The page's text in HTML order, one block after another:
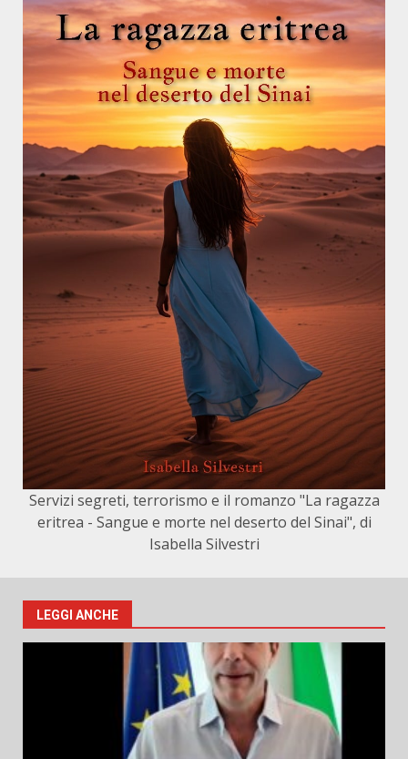
Servizi segreti, terrorismo e il romanzo "La ragazza
eritrea - Sangue e morte nel deserto del Sinai", di
Isabella Silvestri
LEGGI ANCHE